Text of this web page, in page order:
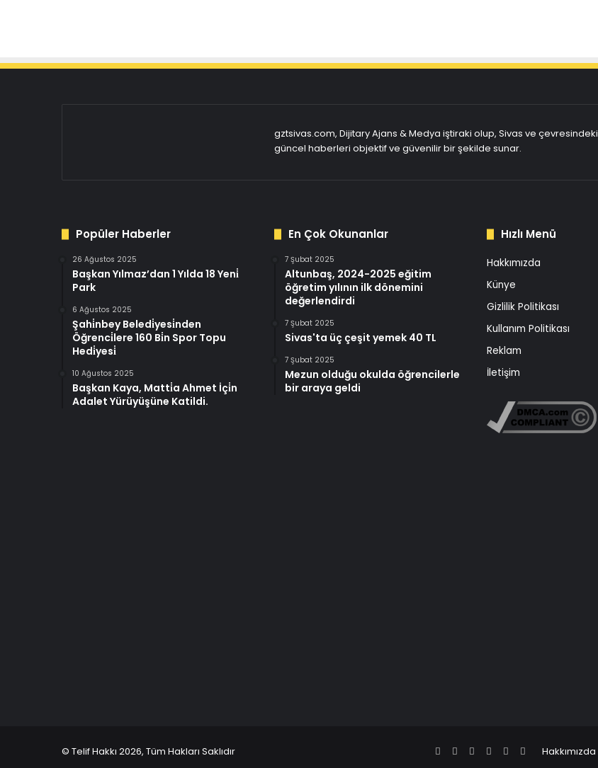
gztsivas.com, Dijitary Ajans & Medya iştiraki olup, Sivas ve çevresindeki
güncel haberleri objektif ve güvenilir bir şekilde sunar.
Popüler Haberler
26 Ağustos 2025
Başkan Yılmaz’dan 1 Yılda 18 Yeni̇
Park
6 Ağustos 2025
Şahi̇nbey Beledi̇yesi̇nden
Öğrenci̇lere 160 Bi̇n Spor Topu
Hedi̇yesi̇
10 Ağustos 2025
Başkan Kaya, Matti̇a Ahmet İçi̇n
Adalet Yürüyüşüne Katildi.
En Çok Okunanlar
7 Şubat 2025
Altunbaş, 2024-2025 eğitim
öğretim yılının ilk dönemini
değerlendirdi
7 Şubat 2025
Sivas'ta üç çeşit yemek 40 TL
7 Şubat 2025
Mezun olduğu okulda öğrencilerle
bir araya geldi
Hızlı Menü
Hakkımızda
Künye
Gizlilik Politikası
Kullanım Politikası
Reklam
İletişim
© Telif Hakkı 2026, Tüm Hakları Saklıdır Hakkımızda
FacebookPinterestLinkedInYouTubeInstagram